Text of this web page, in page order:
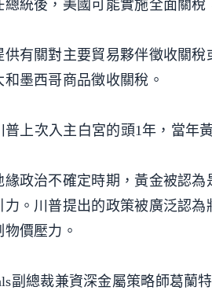
統後，美國可能實施全面關稅
供有關對主要貿易夥伴徵收關
和墨西哥商品徵收關稅。
普上次入主白宮的頭1年，當年
緣政治不確定時期，黃金被認
力。川普提出的政策被廣泛認
價壓力。
副總裁兼資深金屬策略師葛蘭